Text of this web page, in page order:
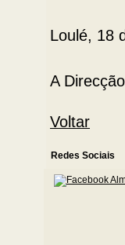
Loulé, 18
A Direcção
Voltar
Redes Sociais